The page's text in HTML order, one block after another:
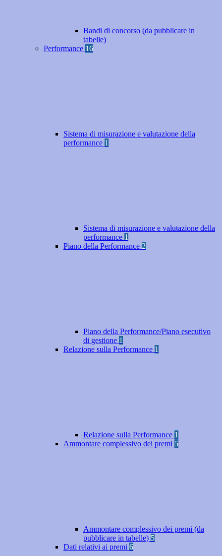
Bandi di concorso (da pubblicare in
tabelle)
Performance 16
Sistema di misurazione e valutazione della
performance 1
Sistema di misurazione e valutazione della
performance 1
Piano della Performance 2
Piano della Performance/Piano esecutivo
di gestione 1
Relazione sulla Performance 1
Relazione sulla Performance 1
Ammontare complessivo dei premi 5
Ammontare complessivo dei premi (da
pubblicare in tabelle) 5
Dati relativi ai premi 6